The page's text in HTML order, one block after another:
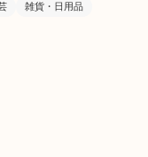
雑貨・日用品